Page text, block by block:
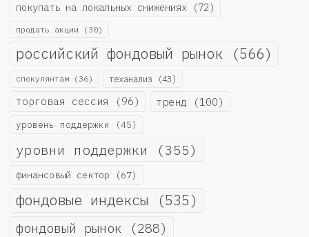
покупать на локальных снижениях (72)
продать акции (30)
российский фондовый рынок (566)
спекулянтам (36) теханализ (43)
торговая сессия (96) тренд (100)
уровень поддержки (45)
уровни поддержки (355)
финансовый сектор (67)
фондовые индексы (535)
фондовый рынок (288)